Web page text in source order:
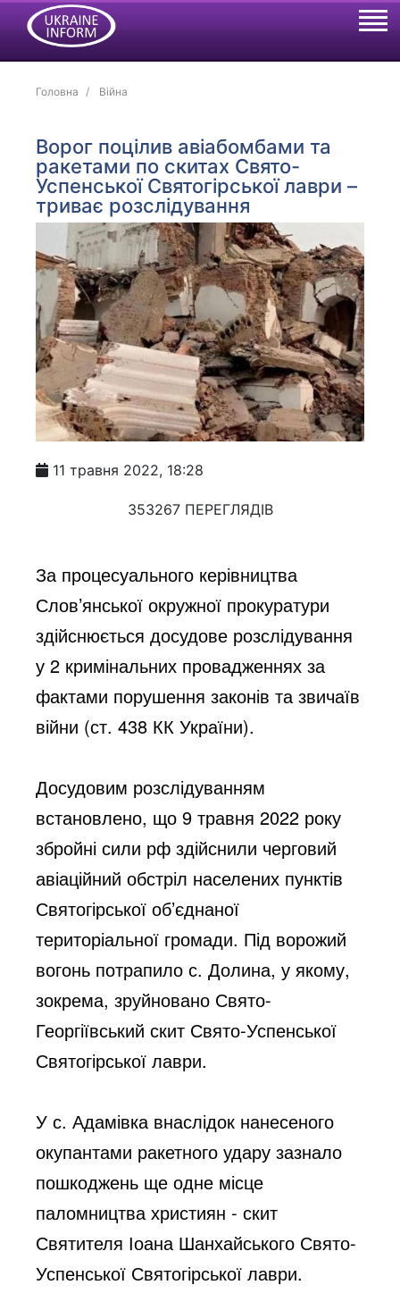
Головна Війна
Ворог поцілив авіабомбами та
ракетами по скитах Свято-
Успенської Святогірської лаври –
триває розслідування
11 травня 2022, 18:28
353267 ПЕРЕГЛЯДІВ
За процесуального керівництва
Слов’янської окружної прокуратури
здійснюється досудове розслідування
у 2 кримінальних провадженнях за
фактами порушення законів та звичаїв
війни (ст. 438 КК України).
Досудовим розслідуванням
встановлено, що 9 травня 2022 року
збройні сили рф здійснили черговий
авіаційний обстріл населених пунктів
Святогірської об’єднаної
територіальної громади. Під ворожий
вогонь потрапило с. Долина, у якому,
зокрема, зруйновано Свято-
Георгіївський скит Свято-Успенської
Святогірської лаври.
У с. Адамівка внаслідок нанесеного
окупантами ракетного удару зазнало
пошкоджень ще одне місце
паломництва християн - скит
Святителя Іоана Шанхайського Свято-
Успенської Святогірської лаври.